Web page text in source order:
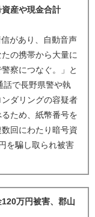
資産や現金合計
があり、自動音声
の携帯から大量に
察につなぐ。」と
話で長野県警や執
ダリングの容疑者
ため、紙幣番号を
回にわたり暗号資
を騙し取られ被害
120万円被害、郡山